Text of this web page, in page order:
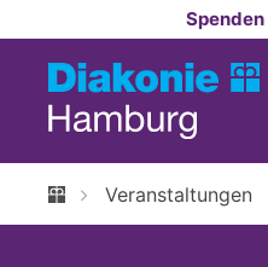
Zum Inhalt springen
Veranstaltungen